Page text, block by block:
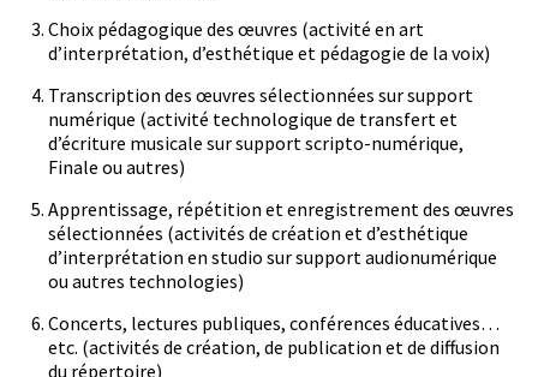
Choix pédagogique des œuvres (activité en art
d’interprétation, d’esthétique et pédagogie de la voix)
Transcription des œuvres sélectionnées sur support
numérique (activité technologique de transfert et
d’écriture musicale sur support scripto-numérique,
Finale ou autres)
Apprentissage, répétition et enregistrement des œuvres
sélectionnées (activités de création et d’esthétique
d’interprétation en studio sur support audionumérique
ou autres technologies)
Concerts, lectures publiques, conférences éducatives…
etc. (activités de création, de publication et de diffusion
du répertoire)